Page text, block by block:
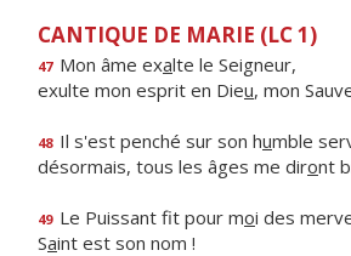
CANTIQUE DE MARIE (LC 1)
47 Mon âme exalte le Seigneur,
exulte mon esprit en Dieu, mon
48 Il s'est penché sur son humble
désormais, tous les âges me diront
49 Le Puissant fit pour moi des
Saint est son nom !